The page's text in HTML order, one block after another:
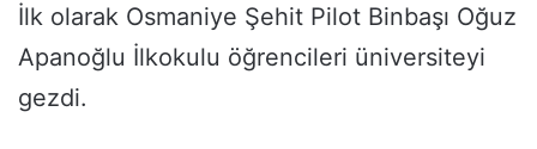
İlk olarak Osmaniye Şehit Pilot Binbaşı Oğuz
Apanoğlu İlkokulu öğrencileri üniversiteyi
gezdi.